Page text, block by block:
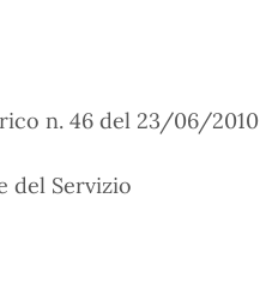
n. 46 del 23/06/2010
del Servizio